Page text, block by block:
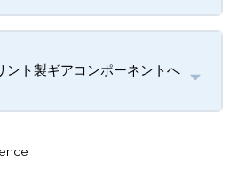
ント製ギアコンポーネントへ